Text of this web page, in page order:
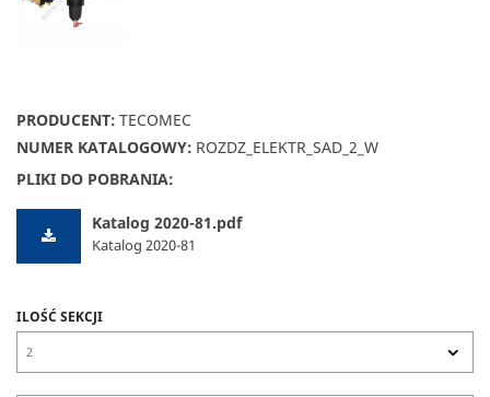
PRODUCENT: TECOMEC
NUMER KATALOGOWY: ROZDZ_ELEKTR_SAD_2_W
PLIKI DO POBRANIA:
Katalog 2020-81.pdf
Katalog 2020-81
ILOŚĆ SEKCJI